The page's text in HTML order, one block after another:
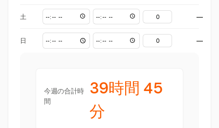
土 —
日 —
今週の合計時
間
39時間 45
分